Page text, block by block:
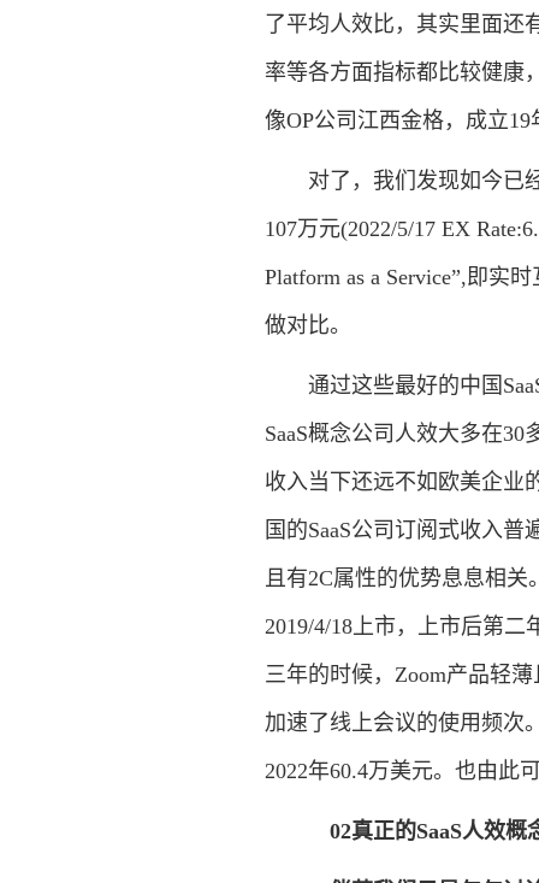
了平均人效比，其实里面还
率等各方面指标都比较健康
像OP公司江西金格，成立
对了，我们发现如今已经
107万元(2022/5/17 EX
Platform as a Service”,即实
做对比。
通过这些最好的中国
SaaS概念公司人效大多在
收入当下还远不如欧美企业
国的SaaS公司订阅式收入普
且有2C属性的优势息息相关
2019/4/18上市，上市后第
三年的时候，Zoom产品轻
加速了线上会议的使用频次
2022年60.4万美元。也由此
02真正的SaaS人效概